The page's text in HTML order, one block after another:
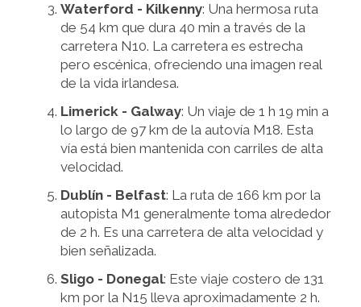
Waterford - Kilkenny: Una hermosa ruta
de 54 km que dura 40 min a través de la
carretera N10. La carretera es estrecha
pero escénica, ofreciendo una imagen real
de la vida irlandesa.
Limerick - Galway: Un viaje de 1 h 19 min a
lo largo de 97 km de la autovía M18. Esta
vía está bien mantenida con carriles de alta
velocidad.
Dublín - Belfast: La ruta de 166 km por la
autopista M1 generalmente toma alrededor
de 2 h. Es una carretera de alta velocidad y
bien señalizada.
Sligo - Donegal: Este viaje costero de 131
km por la N15 lleva aproximadamente 2 h.